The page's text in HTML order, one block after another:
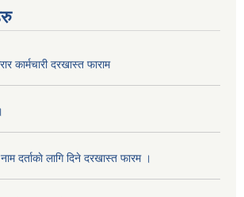
कार्मचारी दरखास्त फाराम
दर्ताकाे लागि दिने दरखास्त फारम ।